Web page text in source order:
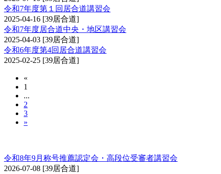
令和7年度第１回居合道講習会
2025-04-16 [39居合道]
令和7年度居合道中央・地区講習会
2025-04-03 [39居合道]
令和6年度第4回居合道講習会
2025-02-25 [39居合道]
«
1
...
2
3
»
令和8年9月称号推薦認定会・高段位受審者講習会
2026-07-08 [39居合道]